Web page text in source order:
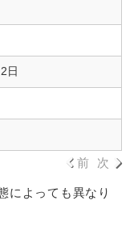
日
前 次
によっても異なり